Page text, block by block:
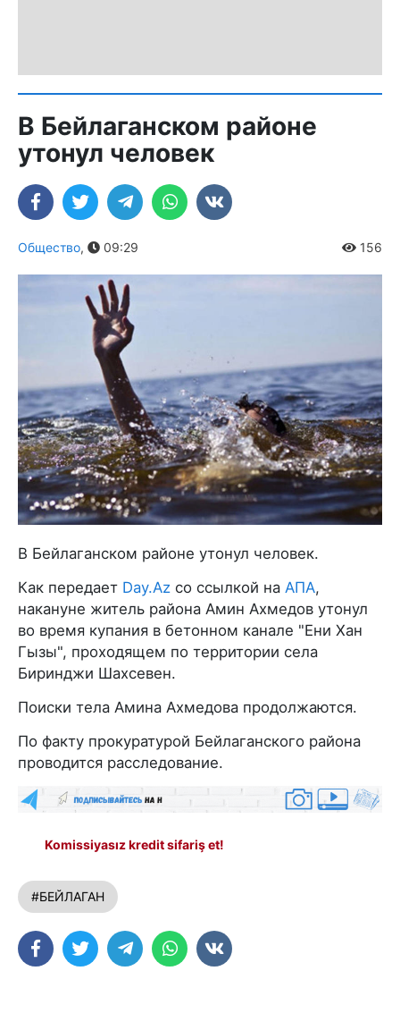
В Бейлаганском районе
утонул человек
Общество, 09:29 156
В Бейлаганском районе утонул человек.
Как передает Day.Az со ссылкой на АПА,
накануне житель района Амин Ахмедов утонул
во время купания в бетонном канале "Ени Хан
Гызы", проходящем по территории села
Биринджи Шахсевен.
Поиски тела Амина Ахмедова продолжаются.
По факту прокуратурой Бейлаганского района
проводится расследование.
Komissiyasız kredit sifariş et!
#БЕЙЛАГАН